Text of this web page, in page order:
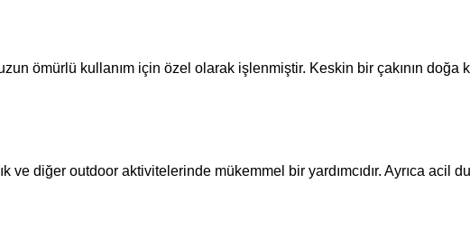
ömürlü kullanım için özel olarak işlenmiştir. Keskin bir çakının
ve diğer outdoor aktivitelerinde mükemmel bir yardımcıdır. Ayrıca